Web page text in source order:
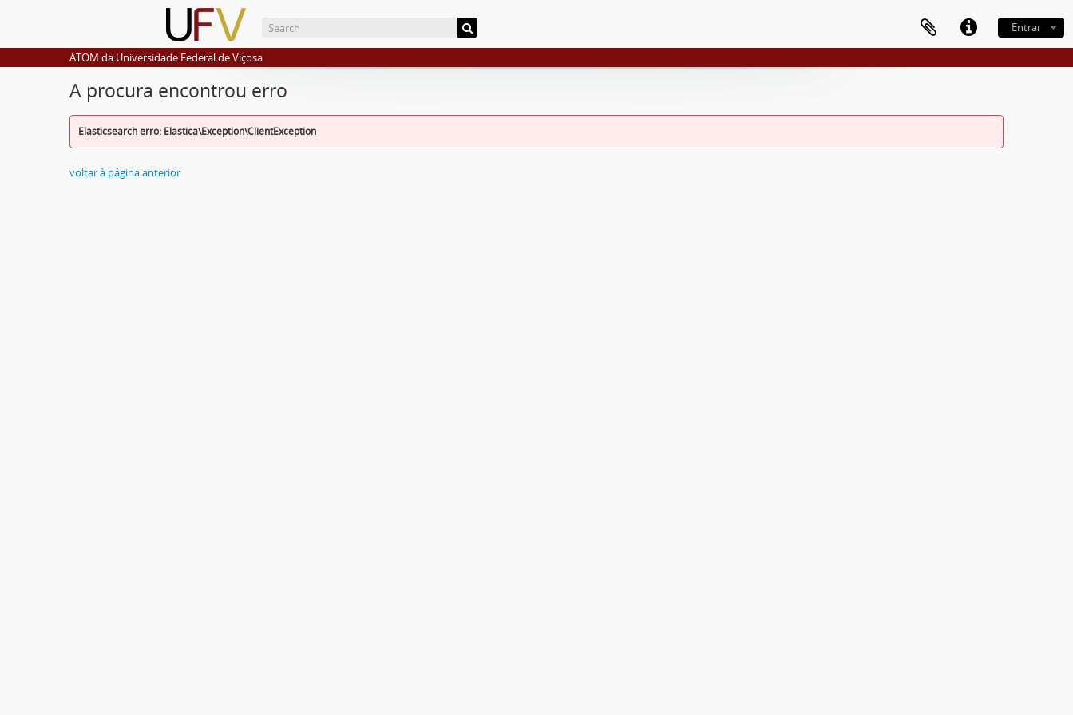
Entrar
ATOM da Universidade Federal de Viçosa
A procura encontrou erro
Elasticsearch erro: Elastica\Exception\ClientException
voltar à página anterior